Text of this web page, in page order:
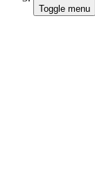
Toggle menu